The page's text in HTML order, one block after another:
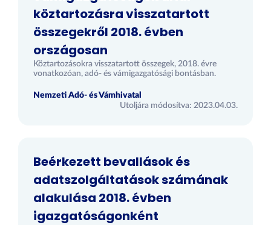
köztartozásra visszatartott
összegekről 2018. évben
országosan
Köztartozásokra visszatartott összegek, 2018. évre
vonatkozóan, adó- és vámigazgatósági bontásban.
Nemzeti Adó- és Vámhivatal
Utoljára módosítva: 2023.04.03.
Beérkezett bevallások és
adatszolgáltatások számának
alakulása 2018. évben
igazgatóságonként